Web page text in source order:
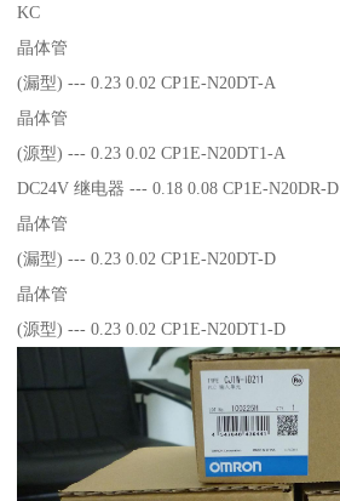
KC
晶体管
(漏型) --- 0.23 0.02 CP1E-N20DT-A
晶体管
(源型) --- 0.23 0.02 CP1E-N20DT1-A
DC24V 继电器 --- 0.18 0.08 CP1E-N20DR-D
晶体管
(漏型) --- 0.23 0.02 CP1E-N20DT-D
晶体管
(源型) --- 0.23 0.02 CP1E-N20DT1-D